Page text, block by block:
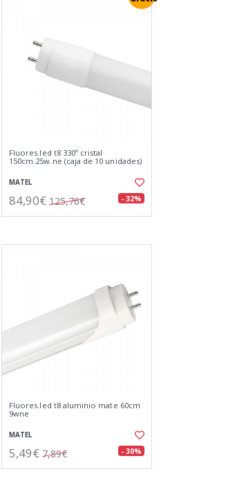
Fluores.led t8 330º cristal
150cm.25w.ne (caja de 10 unidades)
MATEL
84,90€ 125,76€ - 32%
Fluores.led t8 aluminio mate 60cm
9wne
MATEL
5,49€ 7,89€ - 30%